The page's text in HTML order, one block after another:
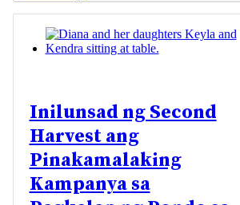
Inilunsad ng Second
Harvest ang
Pinakamalaking
Kampanya sa